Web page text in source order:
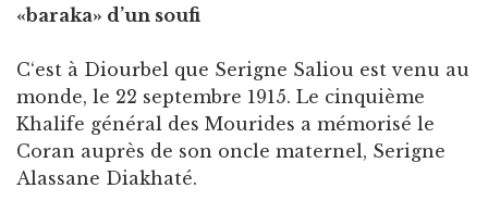
«baraka» d’un soufi
C‘est à Diourbel que Serigne Saliou est venu au
monde, le 22 septembre 1915. Le cinquième
Khalife général des Mourides a mémorisé le
Coran auprès de son oncle maternel, Serigne
Alassane Diakhaté.